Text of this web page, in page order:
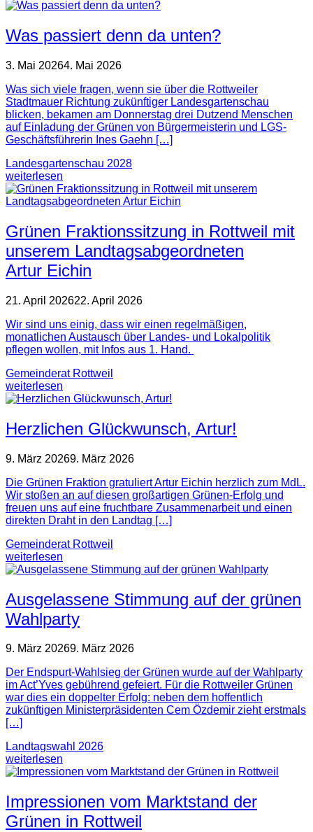
Was passiert denn da unten?
3. Mai 20264. Mai 2026
Was sich viele fragen, wenn sie über die Rottweiler
Stadtmauer Richtung zukünftiger Landesgartenschau
blicken, bekamen am Donnerstag drei Dutzend Menschen
auf Einladung der Grünen von Bürgermeisterin und LGS-
Geschäftsführerin Ines Gaehn […]
Landesgartenschau 2028
weiterlesen
Grünen Fraktionssitzung in Rottweil mit
unserem Landtagsabgeordneten
Artur Eichin
21. April 202622. April 2026
Wir sind uns einig, dass wir einen regelmäßigen,
monatlichen Austausch über Landes- und Lokalpolitik
pflegen wollen, mit Infos aus 1. Hand.
Gemeinderat Rottweil
weiterlesen
Herzlichen Glückwunsch, Artur!
9. März 20269. März 2026
Die Grünen Fraktion gratuliert Artur Eichin herzlich zum MdL.
Wir stoßen an auf diesen großartigen Grünen-Erfolg und
freuen uns auf eine fruchtbare Zusammenarbeit und einen
direkten Draht in den Landtag […]
Gemeinderat Rottweil
weiterlesen
Ausgelassene Stimmung auf der grünen
Wahlparty
9. März 20269. März 2026
Der Endspurt-Wahlsieg der Grünen wurde auf der Wahlparty
im Act’Yves gebührend gefeiert. Für die Rottweiler Grünen
war dies ein doppelter Erfolg: neben dem hoffentlich
zukünftigen Ministerpräsidenten Cem Özdemir zieht erstmals
[…]
Landtagswahl 2026
weiterlesen
Impressionen vom Marktstand der
Grünen in Rottweil